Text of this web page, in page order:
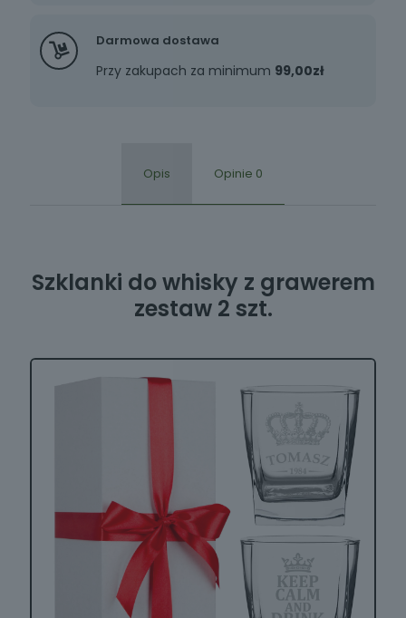
Darmowa dostawa
Przy zakupach za minimum 99,00zł
Opis Opinie 0
Szklanki do whisky z grawerem
zestaw 2 szt.